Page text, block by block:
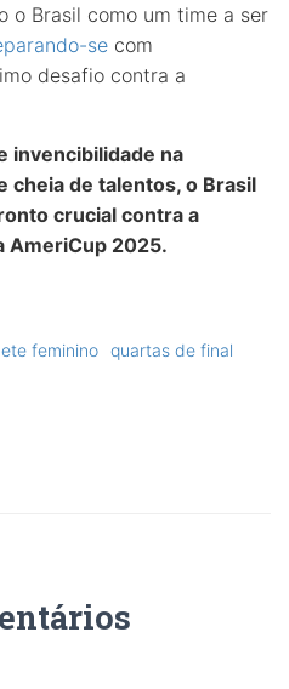
o Brasil como um time a ser
se com
desafio contra a
invencibilidade na
cheia de talentos, o Brasil
crucial contra a
AmeriCup 2025.
feminino quartas de final